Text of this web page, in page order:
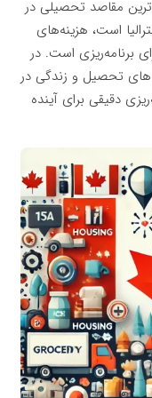
مقاصد تحصیلی در
است، هزینه‌های
است. در
تحصیل و زندگی در
دقیقی برای آینده